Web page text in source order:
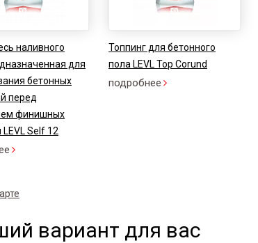
наливного
для
бетонных
перед
финишных
Self 12
Топпинг для бетонного
пола LEVL Top Corund
подробнее
вариант для вас